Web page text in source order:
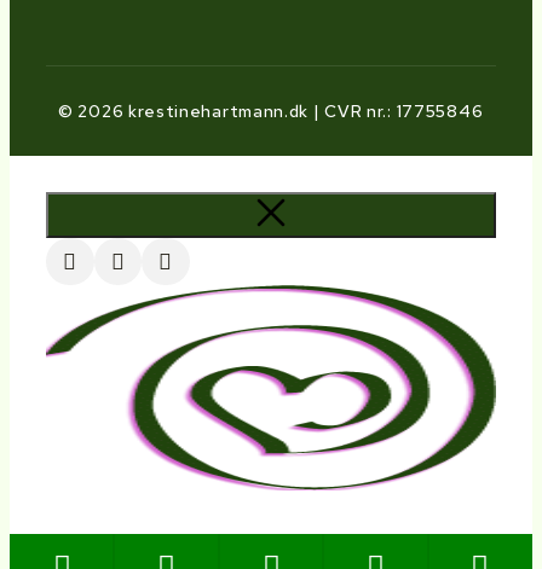
© 2026 krestinehartmann.dk | CVR nr.: 17755846